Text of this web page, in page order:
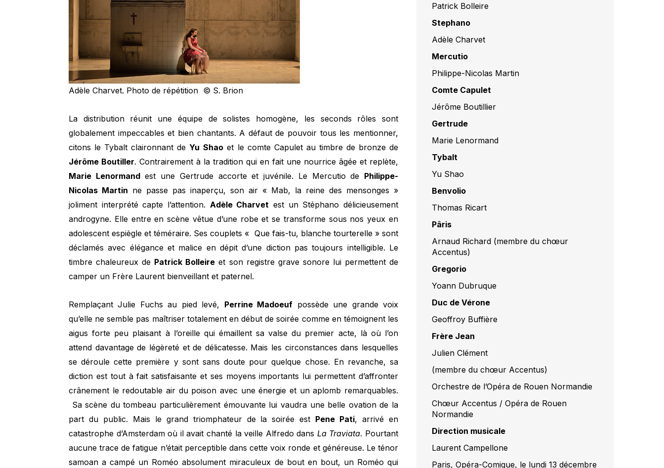
Adèle Charvet. Photo de répétition © S. Brion
La distribution réunit une équipe de solistes homogène, les seconds rôles sont
globalement impeccables et bien chantants. A défaut de pouvoir tous les mentionner,
citons le Tybalt claironnant de Yu Shao et le comte Capulet au timbre de bronze de
Jérôme Boutiller. Contrairement à la tradition qui en fait une nourrice âgée et replète,
Marie Lenormandest une Gertrude accorte et juvénile. Le Mercutio de Philippe-
Nicolas Martin ne passe pas inaperçu, son air « Mab, la reine des mensonges »
joliment interprété capte l’attention. Adèle Charvet est un Stéphano délicieusement
androgyne. Elle entre en scène vêtue d’une robe et se transforme sous nos yeux en
adolescent espiègle et téméraire. Ses couplets « Que fais-tu, blanche tourterelle » sont
déclamés avec élégance et malice en dépit d’une diction pas toujours intelligible. Le
timbre chaleureux de Patrick Bolleire et son registre grave sonore lui permettent de
camper un Frère Laurent bienveillant et paternel.
Remplaçant Julie Fuchs au pied levé, Perrine Madoeuf possède une grande voix
qu’elle ne semble pas maîtriser totalement en début de soirée comme en témoignent les
aigus forte peu plaisant à l’oreille qui émaillent sa valse du premier acte, là où l’on
attend davantage de légèreté et de délicatesse. Mais les circonstances dans lesquelles
se déroule cette première y sont sans doute pour quelque chose. En revanche, sa
diction est tout à fait satisfaisante et ses moyens importants lui permettent d’affronter
crânement le redoutable air du poison avec une énergie et un aplomb remarquables.
Sa scène du tombeau particulièrement émouvante lui vaudra une belle ovation de la
part du public. Mais le grand triomphateur de la soirée est Pene Pati, arrivé en
catastrophe d’Amsterdam où il avait chanté la veille Alfredo dans La Traviata. Pourtant
aucune trace de fatigue n’était perceptible dans cette voix ronde et généreuse. Le ténor
samoan a campé un Roméo absolument miraculeux de bout en bout, un Roméo qui
Patrick Bolleire
Stephano
Adèle Charvet
Mercutio
Philippe-Nicolas Martin
Comte Capulet
Jérôme Boutillier
Gertrude
Marie Lenormand
Tybalt
Yu Shao
Benvolio
Thomas Ricart
Pâris
Arnaud Richard (membre du chœur
Accentus)
Gregorio
Yoann Dubruque
Duc de Vérone
Geoffroy Buffière
Frère Jean
Julien Clément
(membre du chœur Accentus)
Orchestre de l’Opéra de Rouen Normandie
Chœur Accentus / Opéra de Rouen
Normandie
Direction musicale
Laurent Campellone
Paris, Opéra-Comique, le lundi 13 décembre